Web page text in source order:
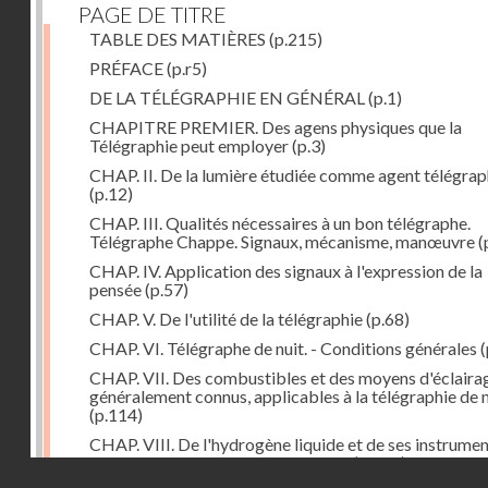
PAGE DE TITRE
TABLE DES MATIÈRES (p.215)
PRÉFACE(p.r5)
DE LA TÉLÉGRAPHIE EN GÉNÉRAL (p.1)
CHAPITRE PREMIER. Des agens physiques que la
Télégraphie peut employer(p.3)
CHAP. II. De la lumière étudiée comme agent
(p.12)
CHAP. III. Qualités nécessaires à un bon télégraphe.
Télégraphe Chappe. Signaux, mécanisme, manœuvre
CHAP. IV. Application des signaux à l'expression de la
pensée(p.57)
CHAP. V. De l'utilité de la télégraphie(p.68)
CHAP. VI. Télégraphe de nuit. - Conditions générales
CHAP. VII. Des combustibles et des moyens
généralement connus, applicables à la télégraphie de
(p.114)
CHAP. VIII. De l'hydrogène liquide et de ses
d'emploi dans la télégraphie de nuit(p.142)